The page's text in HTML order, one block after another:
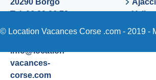
20290 Borgo
Tel. 06 89 36 72
info@location-
vacances-
corse.com
© Location Vacances Corse .com - 2019 -